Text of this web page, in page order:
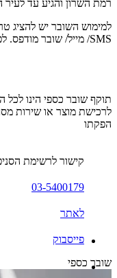
רמת השרון והגיע עד לעיר
למימוש השובר יש להציג
SMS/ מייל/ שובר מודפס. לפרטים נוספים: 03-5400179.
הפקתו
קישור לרשימת
03-5400179
לאתר
פייסבוק
שובר כספי